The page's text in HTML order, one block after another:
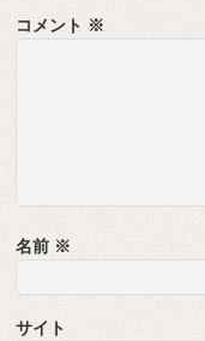
コメント ※
名前 ※
サイト